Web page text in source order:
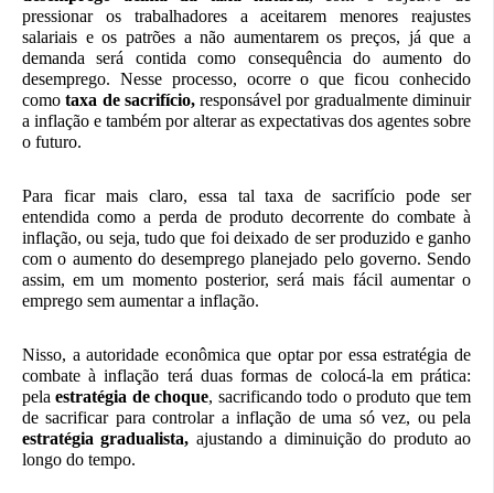
pressionar os trabalhadores a aceitarem menores reajustes
salariais e os patrões a não aumentarem os preços, já que a
demanda será contida como consequência do aumento do
desemprego. Nesse processo, ocorre o que ficou conhecido
comotaxa de sacrifício,responsável por gradualmente diminuir
a inflação e também por alterar as expectativas dos agentes sobre
o futuro.
Para ficar mais claro, essa tal taxa de sacrifício pode ser
entendida como a perda de produto decorrente do combate à
inflação, ou seja, tudo que foi deixado de ser produzido e ganho
com o aumento do desemprego planejado pelo governo. Sendo
assim, em um momento posterior, será mais fácil aumentar o
emprego sem aumentar a inflação.
Nisso, a autoridade econômica que optar por essa estratégia de
combate à inflação terá duas formas de colocá-la em prática:
pelaestratégia de choque, sacrificando todo o produto que tem
de sacrificar para controlar a inflação de uma só vez, ou pela
estratégia gradualista, ajustando a diminuição do produto ao
longo do tempo.